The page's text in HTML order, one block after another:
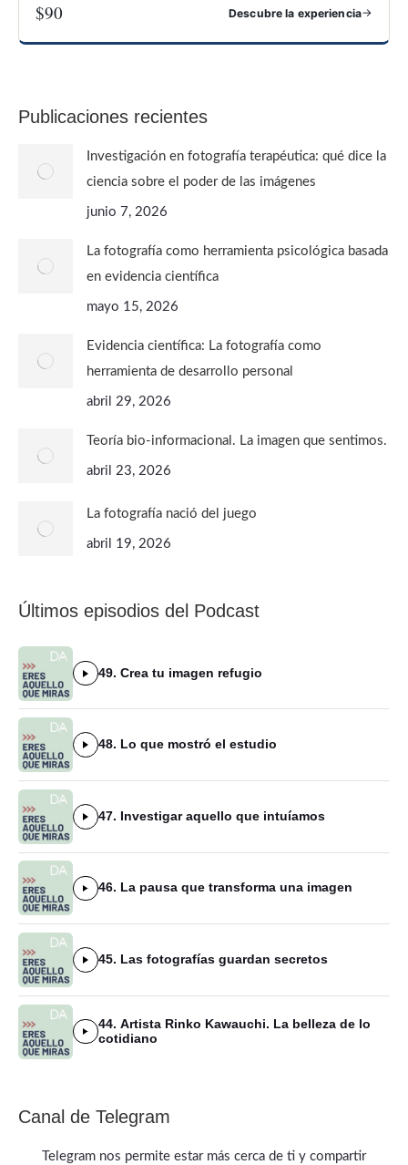
$90 Descubre la experiencia→
Publicaciones recientes
Investigación en fotografía terapéutica: qué dice la
ciencia sobre el poder de las imágenes
junio 7, 2026
La fotografía como herramienta psicológica basada
en evidencia científica
mayo 15, 2026
Evidencia científica: La fotografía como
herramienta de desarrollo personal
abril 29, 2026
Teoría bio-informacional. La imagen que sentimos.
abril 23, 2026
La fotografía nació del juego
abril 19, 2026
Últimos episodios del Podcast
49. Crea tu imagen refugio
48. Lo que mostró el estudio
47. Investigar aquello que intuíamos
46. La pausa que transforma una imagen
45. Las fotografías guardan secretos
44. Artista Rinko Kawauchi. La belleza de lo
cotidiano
Canal de Telegram
Telegram nos permite estar más cerca de ti y compartir